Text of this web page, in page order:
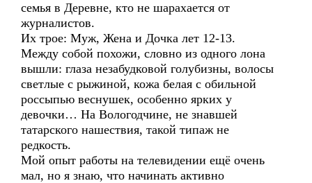
семья в Деревне, кто не шарахается от
журналистов.
Их трое: Муж, Жена и Дочка лет 12-13.
Между собой похожи, словно из одного лона
вышли: глаза незабудковой голубизны, волосы
светлые с рыжиной, кожа белая с обильной
россыпью веснушек, особенно ярких у
девочки… На Вологодчине, не знавшей
татарского нашествия, такой типаж не
редкость.
Мой опыт работы на телевидении ещё очень
мал, но я знаю, что начинать активно